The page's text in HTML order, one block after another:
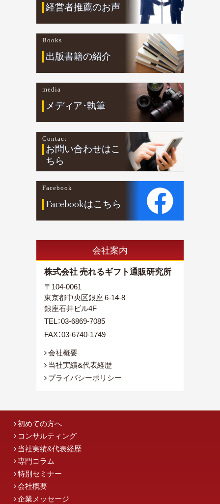
経営者推薦のお声
Books
出版書籍の紹介
media
メディア・執筆
Contact
お問い合わせはこ
ちら
Facebook
Facebookはこちら
会社案内
株式会社 売れるギフト通販研究所
〒104-0061
東京都中央区銀座 6-14-8
銀座石井ビル4F
TEL：03-6869-7085
FAX：03-6740-1749
会社概要
当社実績&代表経歴
プライバシーポリシー
初めての方へ
コンサルティング
当社実績&代表経歴
専門コラム
特別セミナー
会社概要
企業メッセージ